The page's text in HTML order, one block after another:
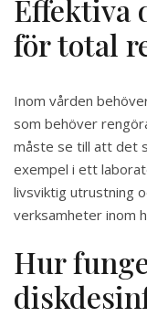
Effektiva
för total
Inom vården
som behöver
måste se till att det
exempel i ett
livsviktig utrustning
verksamheter inom
Hur